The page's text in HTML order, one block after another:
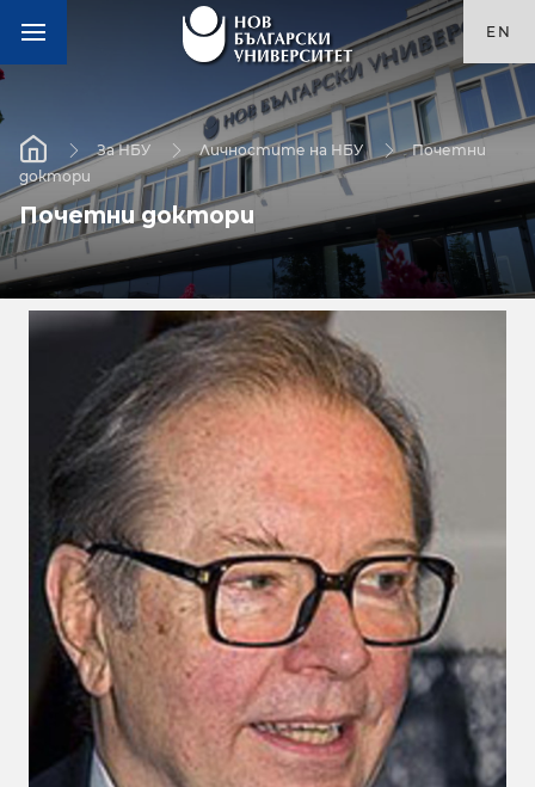
EN
За НБУ Личностите на НБУ
Почетни
доктори
Почетни доктори